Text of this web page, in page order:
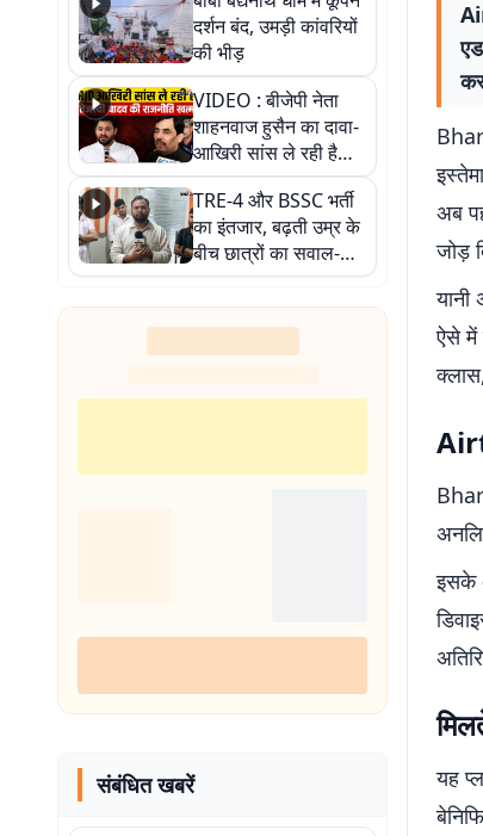
अनुमान
दर्शन बंद, उमड़ी कांवरियों
की भीड़
VIDEO : बीजेपी नेता
शाहनवाज हुसैन का दावा-
आखिरी सांस ले रही है
RJD, तेजस्वी को लेकर
क्या कहा, सुनिए
TRE-4 और BSSC भर्ती
का इंतजार, बढ़ती उम्र के
बीच छात्रों का सवाल-
आखिर कब आएगी बहाली?
देखें वीडियो
संबंधित खबरें
अब
जोड़
यानी
ऐसे में
इसके
यह